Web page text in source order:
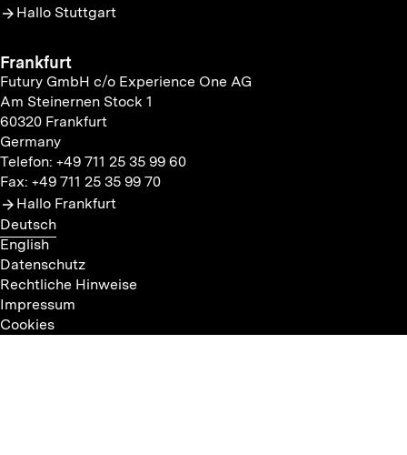
Hallo Stuttgart
Frankfurt
Futury GmbH c/o Experience One AG
Am Steinernen Stock 1
60320 Frankfurt
Germany
Telefon: +49 711 25 35 99 60
Fax: +49 711 25 35 99 70
Hallo Frankfurt
Deutsch
English
Datenschutz
Rechtliche Hinweise
Impressum
Cookies